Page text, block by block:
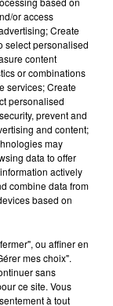
de
RODRIGO
Song
or access
Create
select personalised
content
or combinations
services; Create
personalised
prevent and
and content;
may
data to offer
actively
combine data from
based on
ou affiner en
mes choix".
sans
ce site. Vous
à tout